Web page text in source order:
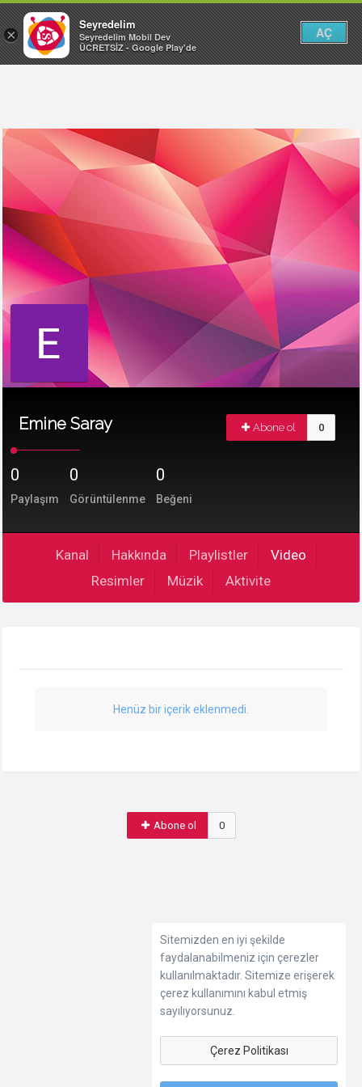
Emine Saray Abone ol 0
0
Paylaşım
0
Görüntülenme
0
Beğeni
Kanal Hakkında Playlistler
Video
Resimler
Müzik Aktivite
Henüz bir içerik eklenmedi.
Abone ol 0
Sitemizden en iyi şekilde
faydalanabilmeniz için çerezler
kullanılmaktadır. Sitemize erişerek
çerez kullanımını kabul etmiş
sayılıyorsunuz.
Çerez Politikası
×
Seyredelim
Seyredelim Mobil Dev
ÜCRETSİZ - Google Play'de
AÇ